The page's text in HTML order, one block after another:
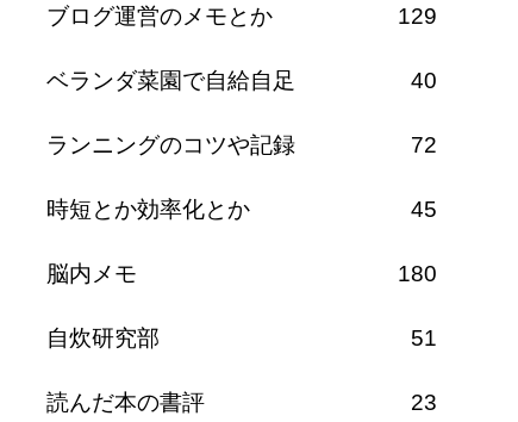
ブログ運営のメモとか 129
ベランダ菜園で自給自足 40
ランニングのコツや記録 72
時短とか効率化とか 45
脳内メモ 180
自炊研究部 51
読んだ本の書評 23